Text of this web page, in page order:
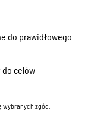
punkcie nieodpłatnej
Miejskiej Bibliotece
do prawidłowego
celów
zgód.